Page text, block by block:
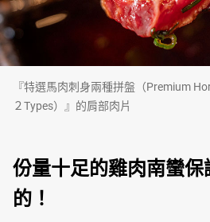
『特選馬肉刺身兩種拼盤（Premium
２Types）』的肩部肉片
份量十足的雞肉南蠻
的！